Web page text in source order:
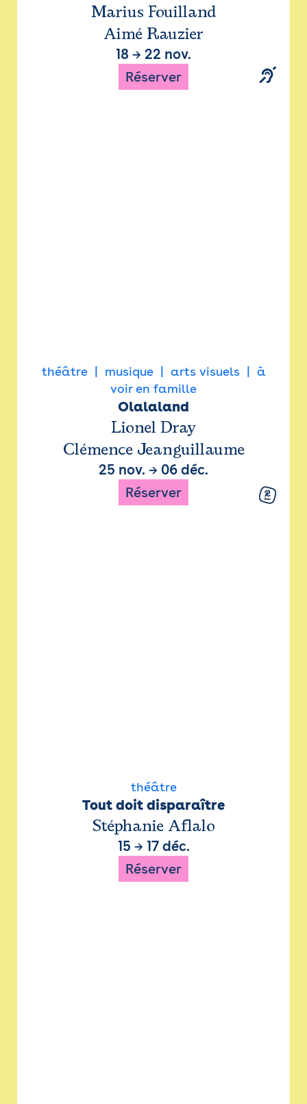
Marius Fouilland
Aimé Rauzier
18 → 22 nov.
Réserver
théâtre musique arts visuels
à
voir en famille
Olalaland
Lionel Dray
Clémence Jeanguillaume
25 nov. → 06 déc.
Réserver
théâtre
Tout doit disparaître
Stéphanie Aflalo
15 → 17 déc.
Réserver